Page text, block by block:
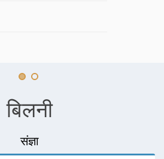
बिलनी
संज्ञा